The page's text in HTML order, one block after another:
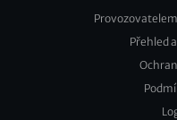
FooterPřehled